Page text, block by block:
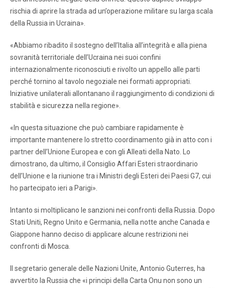
rischia di aprire la strada ad un’operazione militare su larga scala
della Russia in Ucraina».
«Abbiamo ribadito il sostegno dell’Italia all’integrità e alla piena
sovranità territoriale dell’Ucraina nei suoi confini
internazionalmente riconosciuti e rivolto un appello alle parti
perché tornino al tavolo negoziale nei formati appropriati.
Iniziative unilaterali allontanano il raggiungimento di condizioni di
stabilità e sicurezza nella regione».
«In questa situazione che può cambiare rapidamente è
importante mantenere lo stretto coordinamento già in atto con i
partner dell’Unione Europea e con gli Alleati della Nato. Lo
dimostrano, da ultimo, il Consiglio Affari Esteri straordinario
dell’Unione e la riunione tra i Ministri degli Esteri dei Paesi G7, cui
ho partecipato ieri a Parigi».
Intanto si moltiplicano le sanzioni nei confronti della Russia. Dopo
Stati Uniti, Regno Unito e Germania, nella notte anche Canada e
Giappone hanno deciso di applicare alcune restrizioni nei
confronti di Mosca.
Il segretario generale delle Nazioni Unite, Antonio Guterres, ha
avvertito la Russia che «i principi della Carta Onu non sono un